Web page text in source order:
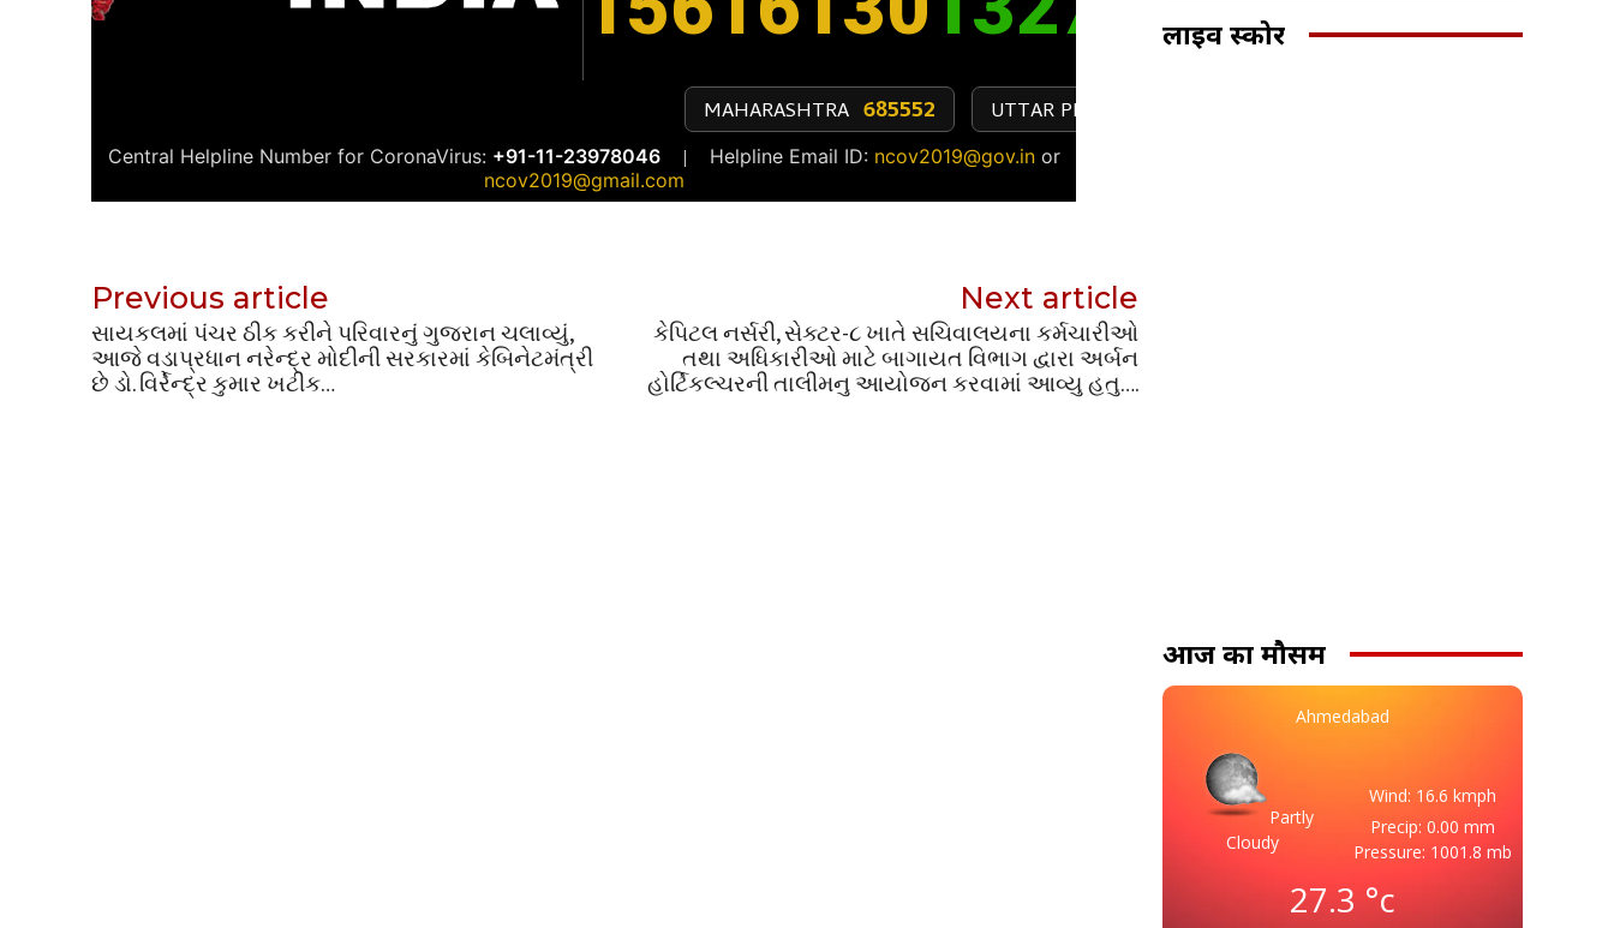
Previous article
સાયકલમાં પંચર ઠીક કરીને પરિવારનું ગુજરાન ચલાવ્યું,
આજે વડાપ્રધાન નરેન્દ્ર મોદીની સરકારમાં કેબિનેટમંત્રી
છે ડો. વિર્રેન્દ્ર કુમાર ખટીક…
Next article
કેપિટલ નર્સરી, સેક્ટર-૮ ખાતે સચિવાલયના કર્મચારીઓ
તથા અધિકારીઓ માટે બાગાયત વિભાગ દ્વારા અર્બન
હોર્ટિકલ્ચરની તાલીમનુ આયોજન કરવામાં આવ્યુ હતુ….
लाइव स्कोर
आज का मौसम
Ahmedabad
Partly
Cloudy
Wind: 16.6 kmph
Precip: 0.00 mm
Pressure: 1001.8 mb
27.3°c